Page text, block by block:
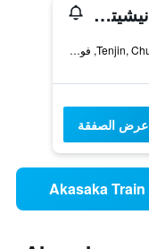
سولاريا نيشيتيتسو هوتل فوكوكا
2-2-43 Tenjin, Chuo-ku, فوكوكا, اليابان
عرض الصفقة